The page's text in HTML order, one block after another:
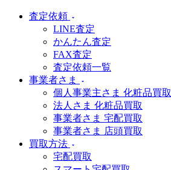
査定依頼
LINE査定
かんたん査定
FAX査定
査定依頼一覧
事業者さま
個人事業主さま 化粧品買取
法人さま 化粧品買取
事業者さま 宅配買取
事業者さま 店頭買取
買取方法
宅配買取